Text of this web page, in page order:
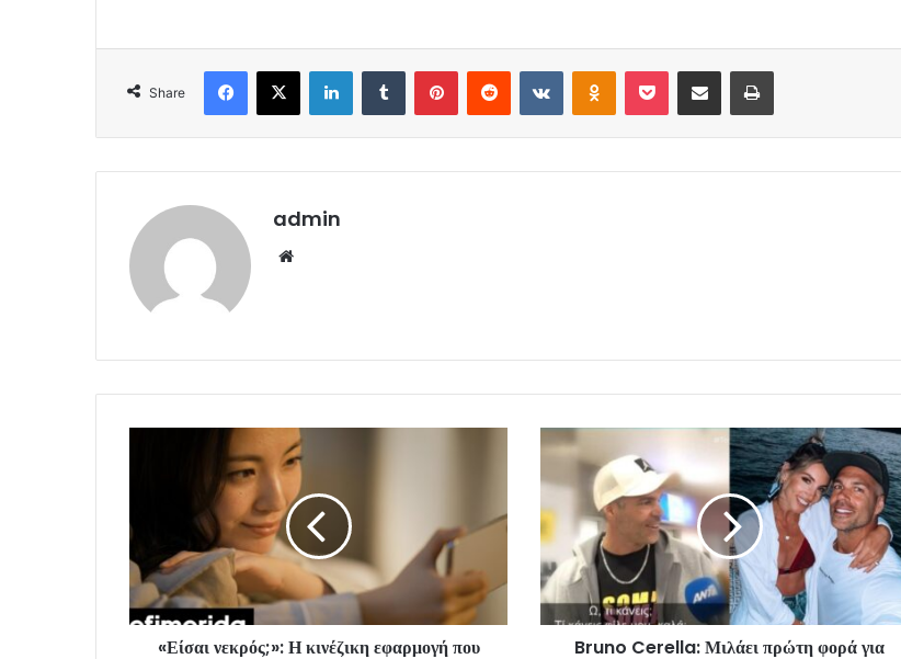
Share
Facebook
X LinkedInTumblr PinterestReddit VKontakteOdnoklassniki
Pocket Share via Email Print
admin
«Είσαι νεκρός;»: Η κινέζικη εφαρμογή που
Bruno Cerella: Μιλάει πρώτη φορά για